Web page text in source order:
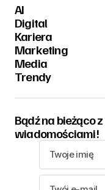
AI
Digital
Kariera
Marketing
Media
Trendy
Bądź na bieżąco
wiadomościami!